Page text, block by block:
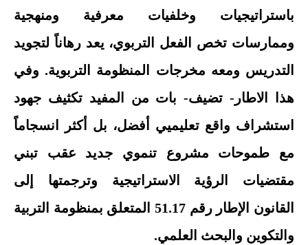
باستراتيجيات وخلفيات معرفية ومنهجية
وممارسات تخص الفعل التربوي، يعد رهاناً لتجويد
التدريس ومعه مخرجات المنظومة التربوية. وفي
هذا الاطار- تضيف- بات من المفيد تكثيف جهود
استشراف واقع تعليميي أفضل، بل أكثر انسجاماً
مع طموحات مشروع تنموي جديد عقب تبني
مقتضيات الرؤية الاستراتيجية وترجمتها إلى
القانون الإطار رقم 51.17 المتعلق بمنظومة التربية
والتكوين والبحث العلمي.